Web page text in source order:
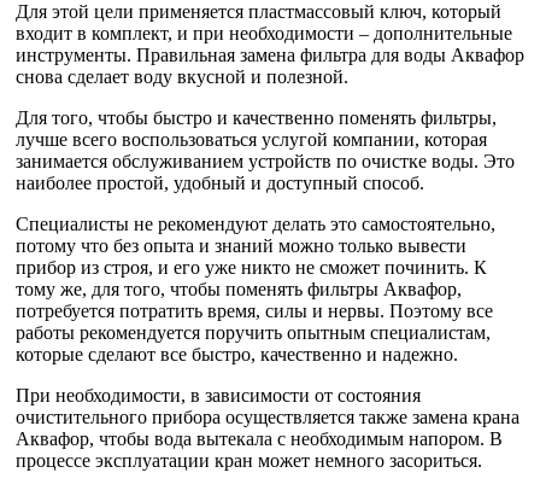
Для этой цели применяется пластмассовый ключ, который
входит в комплект, и при необходимости – дополнительные
инструменты. Правильная замена фильтра для воды Аквафор
снова сделает воду вкусной и полезной.
Для того, чтобы быстро и качественно поменять фильтры,
лучше всего воспользоваться услугой компании, которая
занимается обслуживанием устройств по очистке воды. Это
наиболее простой, удобный и доступный способ.
Специалисты не рекомендуют делать это самостоятельно,
потому что без опыта и знаний можно только вывести
прибор из строя, и его уже никто не сможет починить. К
тому же, для того, чтобы поменять фильтры Аквафор,
потребуется потратить время, силы и нервы. Поэтому все
работы рекомендуется поручить опытным специалистам,
которые сделают все быстро, качественно и надежно.
При необходимости, в зависимости от состояния
очистительного прибора осуществляется также замена крана
Аквафор, чтобы вода вытекала с необходимым напором. В
процессе эксплуатации кран может немного засориться.